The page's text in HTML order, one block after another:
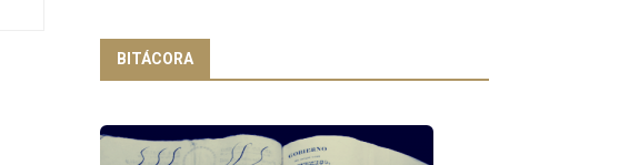
BITÁCORA